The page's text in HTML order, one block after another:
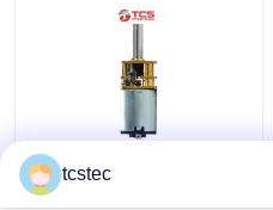
Toy Smart Home Micro
Metal-Gang-Motor-
tcstec